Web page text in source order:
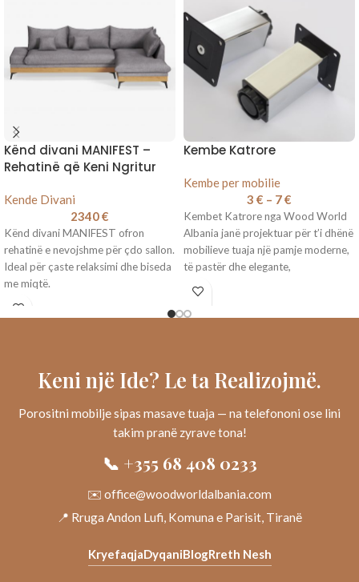
Kënd divani MANIFEST –
Rehatinë që Keni Ngritur
Kende Divani
2340€
Kënd divani MANIFEST ofron
rehatinë e nevojshme për çdo sallon.
Ideal për çaste relaksimi dhe biseda
me miqtë.
Kembe Katrore
Kembe per mobilie
3 € – 7€
Kembet Katrore nga Wood World
Albania janë projektuar për t’i dhënë
mobilieve tuaja një pamje moderne,
të pastër dhe elegante,
Keni një Ide? Le ta Realizojmë.
Porositni mobilje sipas masave tuaja — na telefononi ose lini
takim pranë zyrave tona!
📞 +355 68 408 0233
✉️ office@woodworldalbania.com
📍 Rruga Andon Lufi, Komuna e Parisit, Tiranë
KryefaqjaDyqaniBlogRreth Nesh